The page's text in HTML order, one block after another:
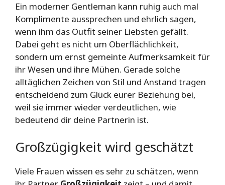
Ein moderner Gentleman kann ruhig auch mal
Komplimente aussprechen und ehrlich sagen,
wenn ihm das Outfit seiner Liebsten gefällt.
Dabei geht es nicht um Oberflächlichkeit,
sondern um ernst gemeinte Aufmerksamkeit für
ihr Wesen und ihre Mühen. Gerade solche
alltäglichen Zeichen von Stil und Anstand tragen
entscheidend zum Glück eurer Beziehung bei,
weil sie immer wieder verdeutlichen, wie
bedeutend dir deine Partnerin ist.
Großzügigkeit wird geschätzt
Viele Frauen wissen es sehr zu schätzen, wenn